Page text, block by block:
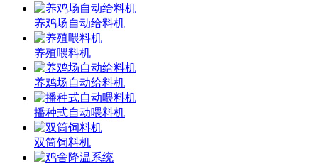
养鸡场自动给料机
养殖喂料机
养鸡场自动给料机
播种式自动喂料机
双筒饲料机